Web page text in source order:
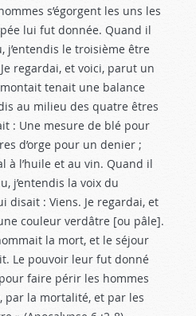
s’égorgent les uns les
lui fut donnée. Quand il
j’entendis le troisième être
regardai, et voici, parut un
tenait une balance
au milieu des quatre êtres
: Une mesure de blé pour
d’orge pour un denier ;
à l’huile et au vin. Quand il
j’entendis la voix du
disait : Viens. Je regardai, et
couleur verdâtre [ou pâle].
la mort, et le séjour
Le pouvoir leur fut donné
faire périr les hommes
par la mortalité, et par les